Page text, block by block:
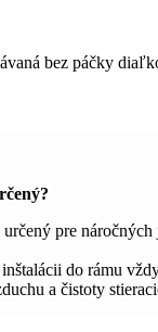
bez páčky
pre
do rámu
a čistoty